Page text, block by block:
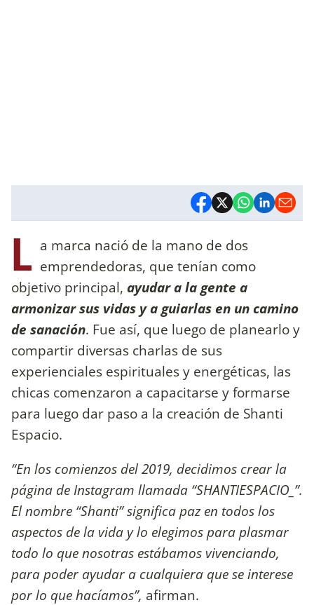
L a marca nació de la mano de dos
emprendedoras, que tenían como
objetivo principal, ayudar a la gente a
armonizar sus vidas y a guiarlas en un camino
de sanación. Fue así, que luego de planearlo y
compartir diversas charlas de sus
experienciales espirituales y energéticas, las
chicas comenzaron a capacitarse y formarse
para luego dar paso a la creación de Shanti
Espacio.
“En los comienzos del 2019, decidimos crear la
página de Instagram llamada “SHANTIESPACIO_”.
El nombre “Shanti” significa paz en todos los
aspectos de la vida y lo elegimos para plasmar
todo lo que nosotras estábamos vivenciando,
para poder ayudar a cualquiera que se interese
por lo que hacíamos”, afirman.